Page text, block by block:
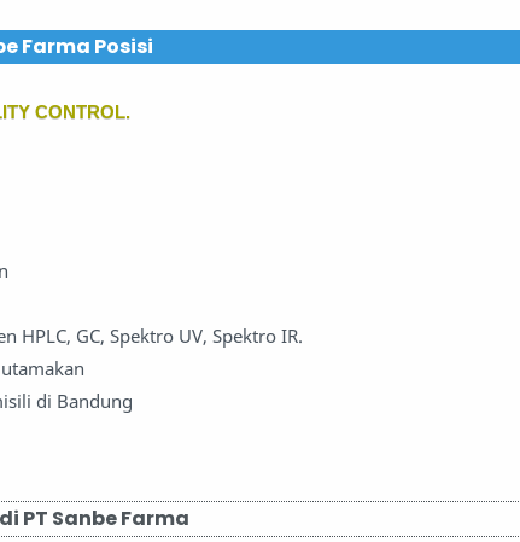
Farma Posisi
CONTROL.
HPLC, GC, Spektro UV, Spektro IR.
di Bandung
PT Sanbe Farma